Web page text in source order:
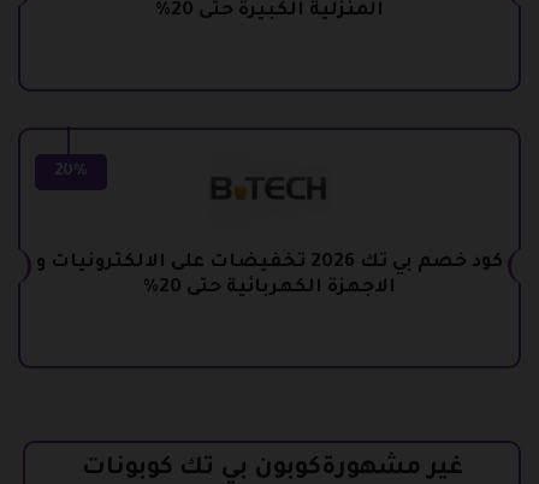
المنزلية الكبيرة حتى 20%
20%
كود خصم بي تك 2026 تخفيضات على الالكترونيات و
الاجهزة الكهربائية حتى 20%
غير مشهورةكوبون بي تك كوبونات